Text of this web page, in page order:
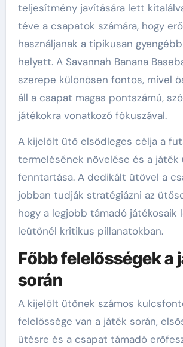
teljesítmény javítására lett
téve a csapatok számára, hogy
használjanak a tipikusan
helyett. A Savannah Banana
szerepe különösen fontos, mivel
áll a csapat magas pontszámú,
játékokra vonatkozó fókuszával.
A kijelölt ütő elsődleges célja a
termelésének növelése és a játék
fenntartása. A dedikált ütővel a
jobban tudják stratégiázni az
hogy a legjobb támadó játékosaik
leütőnél kritikus pillanatokban.
Főbb felelősségek a
során
A kijelölt ütőnek számos
felelőssége van a játék során,
ütésre és a csapat támadó